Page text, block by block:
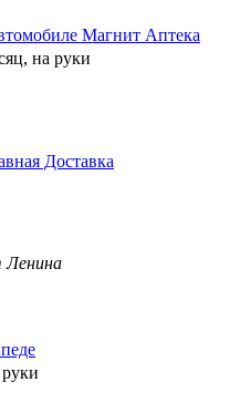
Магнит Аптека
на руки
Доставка
Ленина